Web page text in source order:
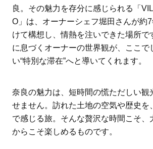
良。その魅力を存分に感じられる「
O」は、オーナーシェフ堀田さんが約
けて構想し、情熱を注いできた場所で
に息づくオーナーの世界観が、ここで
い“特別な滞在”へと導いてくれます。
奈良の魅力は、短時間の慌ただしい観
せません。訪れた土地の空気や歴史を
で感じる旅。そんな贅沢な時間こそ、
からこそ楽しめるものです。